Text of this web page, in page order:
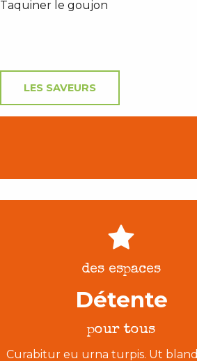
Taquiner le goujon
LES SAVEURS
des espaces
Détente
pour tous
Curabitur eu urna turpis. Ut